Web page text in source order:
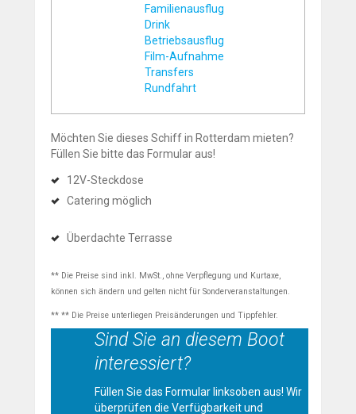
Familienausflug
Drink
Betriebsausflug
Film-Aufnahme
Transfers
Rundfahrt
Möchten Sie dieses Schiff in Rotterdam mieten?
Füllen Sie bitte das Formular aus!
12V-Steckdose
Catering möglich
Überdachte Terrasse
** Die Preise sind inkl. MwSt., ohne Verpflegung und Kurtaxe,
können sich ändern und gelten nicht für Sonderveranstaltungen.
** ** Die Preise unterliegen Preisänderungen und Tippfehler.
Sind Sie an diesem Boot
interessiert?
Füllen Sie das Formular linksoben aus! Wir
überprüfen die Verfügbarkeit und